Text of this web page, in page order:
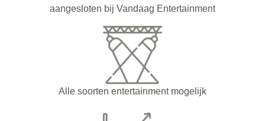
aangesloten bij Vandaag Entertainment
Alle soorten entertainment mogelijk